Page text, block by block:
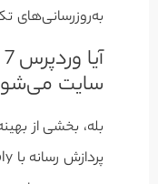
به‌روزرسانی‌های
سایت
بله، بخشی از